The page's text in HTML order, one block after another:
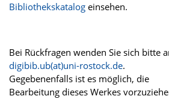
Bibliothekskatalog einsehen.
Bei Rückfragen wenden Sie sich bitte
digibib.ub(at)uni-rostock.de.
Gegebenenfalls ist es möglich, die
Bearbeitung dieses Werkes